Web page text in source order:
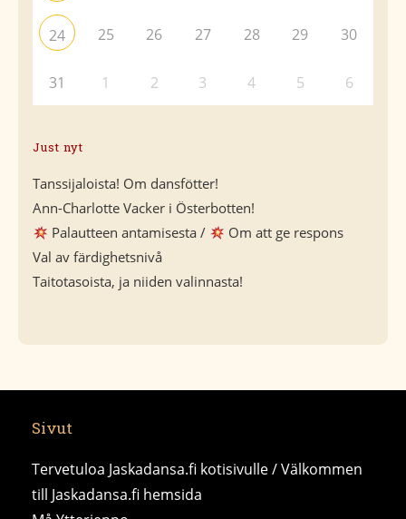
24 25 26 27 28 29 30
31 1 2 3 4 5 6
Just nyt
Tanssijaloista! Om dansfötter!
Ann-Charlotte Vacker i Österbotten!
Palautteen antamisesta /
Om att ge respons
Val av färdighetsnivå
Taitotasoista, ja niiden valinnasta!
Sivut
Tervetuloa Jaskadansa.fi kotisivulle / Välkommen
till Jaskadansa.fi hemsida